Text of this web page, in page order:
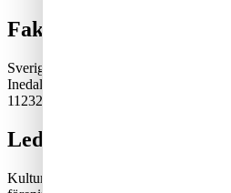
Fakturaadress
Sveriges Kulturskoleråd
Inedalsgatan 15
11232 Stockholm
Lediga tjänster
Kulturskolerådet är en ideell,